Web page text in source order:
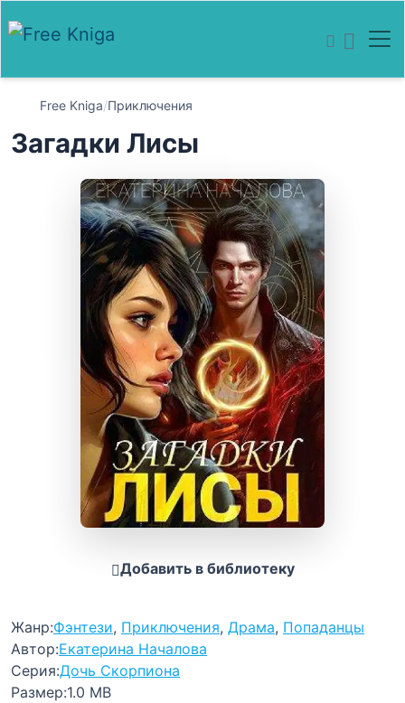
Free Kniga/Приключения
Загадки Лисы
Добавить в библиотеку
Жанр:Фэнтези, Приключения, Драма, Попаданцы
Автор:Екатерина Началова
Серия:Дочь Скорпиона
Размер:1.0 MB